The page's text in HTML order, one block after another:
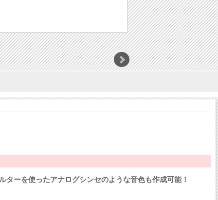
ーを使ったアナログシンセのような音色も作成可能！